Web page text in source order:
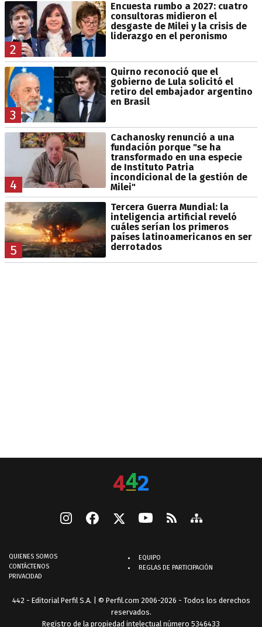
2
Encuesta rumbo a 2027: cuatro
consultoras midieron el
desgaste de Milei y la crisis de
liderazgo en el peronismo
3
Quirno reconoció que el
gobierno de Lula solicitó el
retiro del embajador argentino
en Brasil
4
Cachanosky renunció a una
fundación porque "se ha
transformado en una especie
de Instituto Patria
incondicional de la gestión de
Milei"
5
Tercera Guerra Mundial: la
inteligencia artificial reveló
cuáles serían los primeros
países latinoamericanos en ser
derrotados
QUIENES SOMOS
CONTÁCTENOS
PRIVACIDAD
EQUIPO
REGLAS DE PARTICIPACIÓN
442 - Editorial Perfil S.A. | © Perfil.com 2006-2026 - Todos los derechos
reservados.
Registro de la propiedad intelectual número 5346433